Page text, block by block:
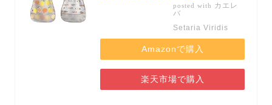
posted with カエレ
バ
Setaria Viridis
Amazonで購入
楽天市場で購入